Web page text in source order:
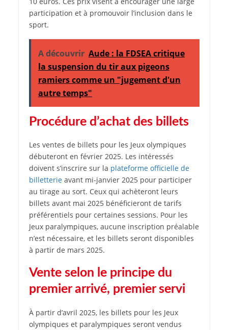
participation et à promouvoir l’inclusion dans le
sport.
A découvrir Aude : la FDSEA critique
la suspension du tir aux pigeons
ramiers comme un "jugement d'un
autre temps"
Procédure d’achat des billets
Les ventes de billets pour les Jeux olympiques
débuteront en février 2025. Les intéressés
doivent s’inscrire sur la plateforme officielle de
billetterieavant mi-janvier 2025 pour participer
au tirage au sort. Ceux qui achèteront leurs
billets avant mai 2025 bénéficieront de tarifs
préférentiels pour certaines sessions. Pour les
Jeux paralympiques, aucune inscription préalable
n’est nécessaire, et les billets seront disponibles
à partir de mars 2025.
Vente selon le principe du
premier arrivé, premier servi
À partir d’avril 2025, les billets pour les Jeux
olympiques et paralympiques seront vendus